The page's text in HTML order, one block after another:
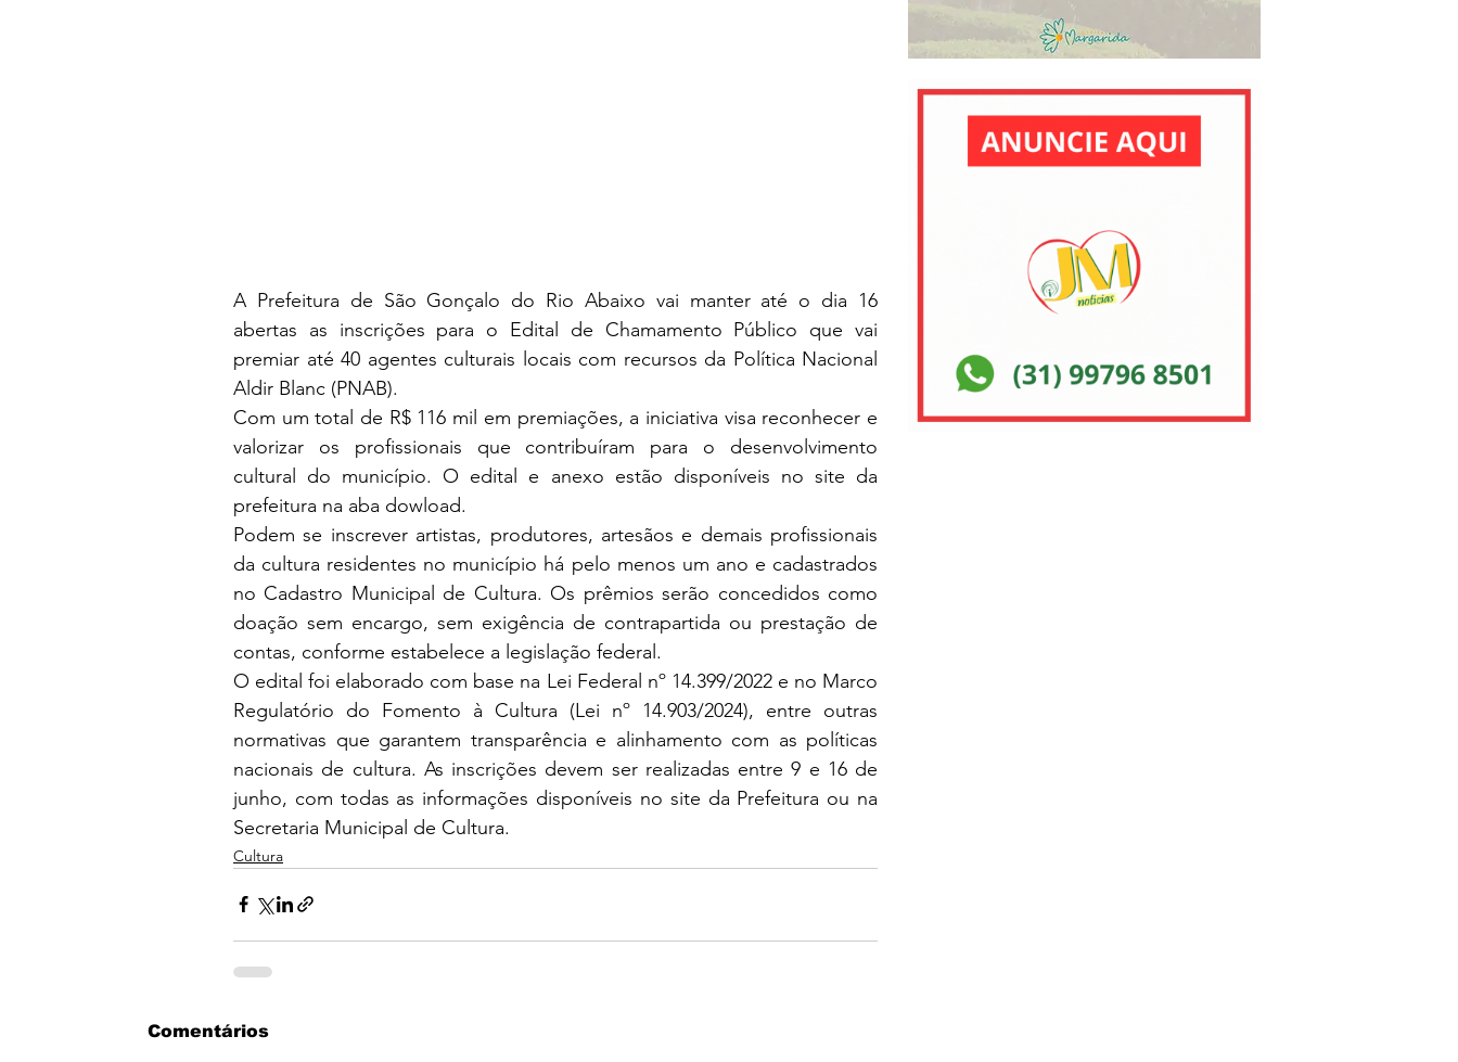
A Prefeitura de São Gonçalo do Rio Abaixo vai manter até o dia 16
abertas as inscrições para o Edital de Chamamento Público que vai
premiar até 40 agentes culturais locais com recursos da Política Nacional
Aldir Blanc (PNAB).
Com um total de R$ 116 mil em premiações, a iniciativa visa reconhecer e
valorizar os profissionais que contribuíram para o desenvolvimento
cultural do município. O edital e anexo estão disponíveis no site da
prefeitura na aba dowload.
Podem se inscrever artistas, produtores, artesãos e demais profissionais
da cultura residentes no município há pelo menos um ano e cadastrados
no Cadastro Municipal de Cultura. Os prêmios serão concedidos como
doação sem encargo, sem exigência de contrapartida ou prestação de
contas, conforme estabelece a legislação federal.
O edital foi elaborado com base na Lei Federal nº 14.399/2022 e no Marco
Regulatório do Fomento à Cultura (Lei nº 14.903/2024), entre outras
normativas que garantem transparência e alinhamento com as políticas
nacionais de cultura. As inscrições devem ser realizadas entre 9 e 16 de
junho, com todas as informações disponíveis no site da Prefeitura ou na
Secretaria Municipal de Cultura.
Cultura
Comentários